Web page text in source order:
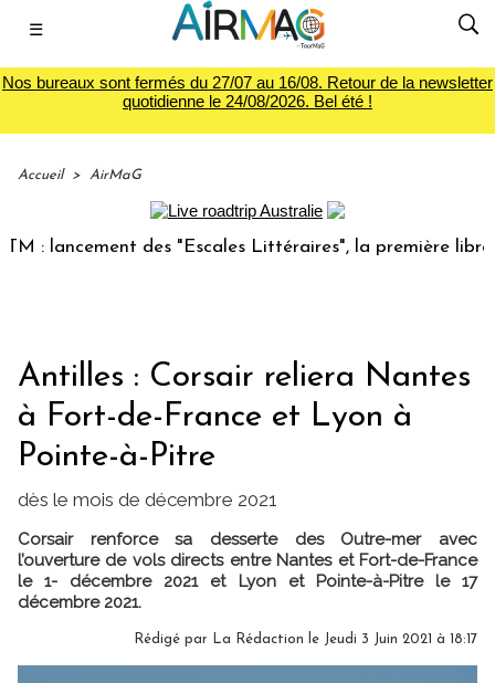
☰
Nos bureaux sont fermés du 27/07 au 16/08. Retour de la newsletter
quotidienne le 24/08/2026. Bel été !
Accueil > AirMaG
des "Escales Littéraires", la première librairie
Antilles : Corsair reliera Nantes
à Fort-de-France et Lyon à
Pointe-à-Pitre
dès le mois de décembre 2021
Corsair renforce sa desserte des Outre-mer avec
l’ouverture de vols directs entre Nantes et Fort-de-France
le 1- décembre 2021 et Lyon et Pointe-à-Pitre le 17
décembre 2021.
Rédigé par La Rédaction le Jeudi 3 Juin 2021 à 18:17